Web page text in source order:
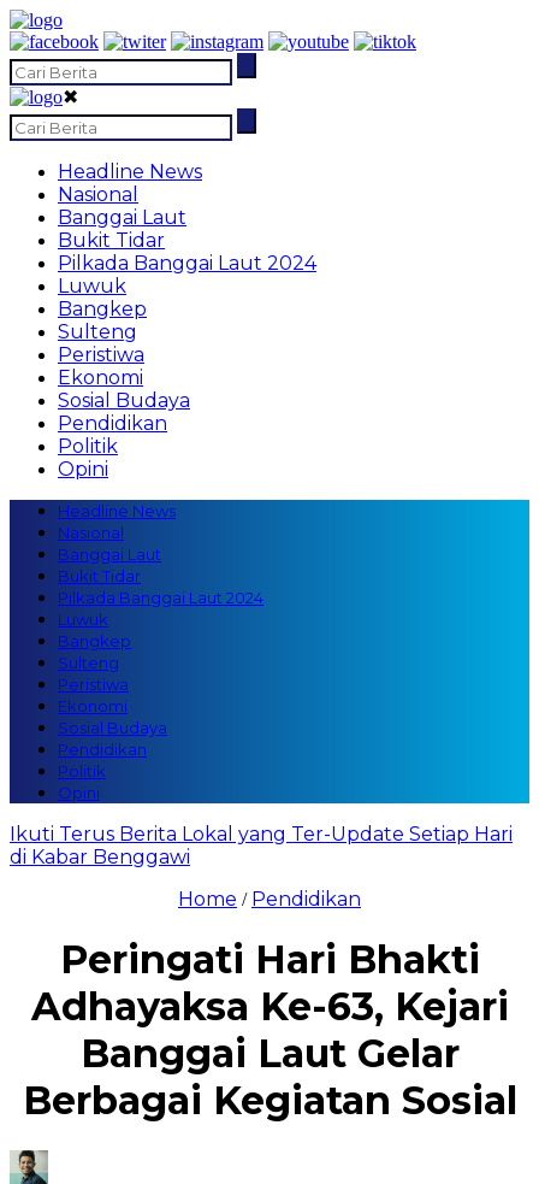
✖
Headline News
Nasional
Banggai Laut
Bukit Tidar
Pilkada Banggai Laut 2024
Luwuk
Bangkep
Sulteng
Peristiwa
Ekonomi
Sosial Budaya
Pendidikan
Politik
Opini
Headline News
Nasional
Banggai Laut
Bukit Tidar
Pilkada Banggai Laut 2024
Luwuk
Bangkep
Sulteng
Peristiwa
Ekonomi
Sosial Budaya
Pendidikan
Politik
Opini
Ikuti Terus Berita Lokal yang Ter-Update Setiap Hari
di Kabar Benggawi
Home / Pendidikan
Peringati Hari Bhakti
Adhayaksa Ke-63, Kejari
Banggai Laut Gelar
Berbagai Kegiatan Sosial